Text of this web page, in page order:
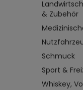
& Zubehör
Schmuck
Sport &
Whiskey,